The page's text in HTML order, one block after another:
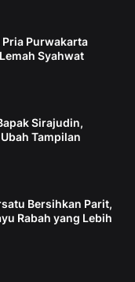
Pria Purwakarta
Syahwat
Sirajudin,
Tampilan
Bersihkan Parit,
Rabah yang Lebih